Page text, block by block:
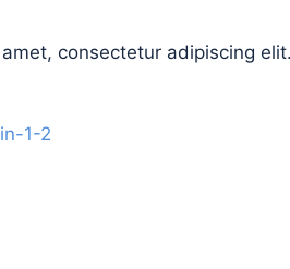
consectetur adipiscing